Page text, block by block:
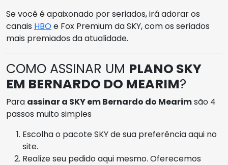
Se você é apaixonado por seriados, irá adorar os
canais HBOe Fox Premium da SKY, com os seriados
mais premiados da atualidade.
COMO ASSINAR UM PLANO SKY
EM BERNARDO DO MEARIM?
Para assinar a SKY em Bernardo do Mearimsão 4
passos muito simples
Escolha o pacote SKY de sua preferência aqui no
site.
Realize seu pedido aqui mesmo. Oferecemos